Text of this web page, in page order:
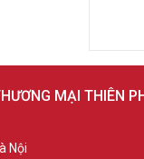
MẠI THIÊN
Nội